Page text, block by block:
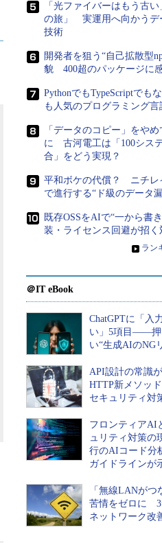
「光ファイバーはもう古
の旅」 実運用へ向かうデ
技術
開発者を狙う“自己拡散型
貌 400超のパッケージに
PythonでもTypeScriptでも
も人気のプログラミング言
「データのコピー」をや
に 古河電工は「100シス
合」をどう実現？
平和ボケの代償？ ニチレ
で進行する“ド級のデータ
既存OSSをAIで“一から書
装・ライセンス回避が招く
» ラン
＠IT eBook
ChatGPTに「入
い」5項目――押
い“生成AIのNG
API設計の常識
HTTP新メソッ
セキュリティ対
フロンティアAI
ュリティ対策
行のAIコード分
ガイドラインが
「無線LANが
苦情をゼロに 3
ネットワーク改